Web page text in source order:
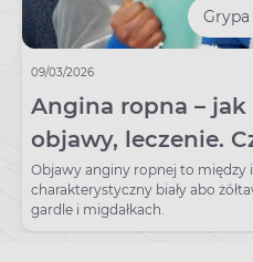
09/03/2026
Angina ropna – jak
objawy, leczenie.
ropna jest
Objawy anginy ropnej to między
charakterystyczny biały abo
gardle i migdałkach.